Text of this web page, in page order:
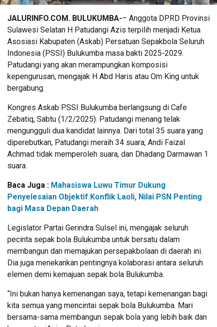
JALURINFO.COM. BULUKUMBA-– Anggota DPRD Provinsi
Sulawesi Selatan H Patudangi Azis terpilih menjadi Ketua
Asosiasi Kabupaten (Askab) Persatuan Sepakbola Seluruh
Indonesia (PSSI) Bulukumba masa bakti 2025-2029.
Patudangi yang akan merampungkan komposisi
kepengurusan, mengajak H Abd Haris atau Om King untuk
bergabung.
Kongres Askab PSSI Bulukumba berlangsung di Cafe
Zebatiq, Sabtu (1/2/2025). Patudangi menang telak
mengungguli dua kandidat lainnya. Dari total 35 suara yang
diperebutkan, Patudangi meraih 34 suara, Andi Faizal
Achmad tidak memperoleh suara, dan Dhadang Darmawan 1
suara.
Baca Juga : Mahasiswa Luwu Timur Dukung
Penyelesaian Objektif Konflik Laoli, Nilai PSN Penting
bagi Masa Depan Daerah
Legislator Partai Gerindra Sulsel ini, mengajak seluruh
pecinta sepak bola Bulukumba untuk bersatu dalam
membangun dan memajukan persepakbolaan di daerah ini.
Dia juga menekankan pentingnya kolaborasi antara seluruh
elemen demi kemajuan sepak bola Bulukumba.
“Ini bukan hanya kemenangan saya, tetapi kemenangan bagi
kita semua yang mencintai sepak bola Bulukumba. Mari
bersama-sama membangun sepak bola yang lebih baik dan